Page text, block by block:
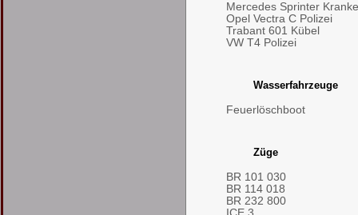
Mercedes Sprinter
Opel Vectra C Polizei
Trabant 601 Kübel
VW T4 Polizei
Wasserfahrzeuge
Feuerlöschboot
Züge
BR 101 030
BR 114 018
BR 232 800